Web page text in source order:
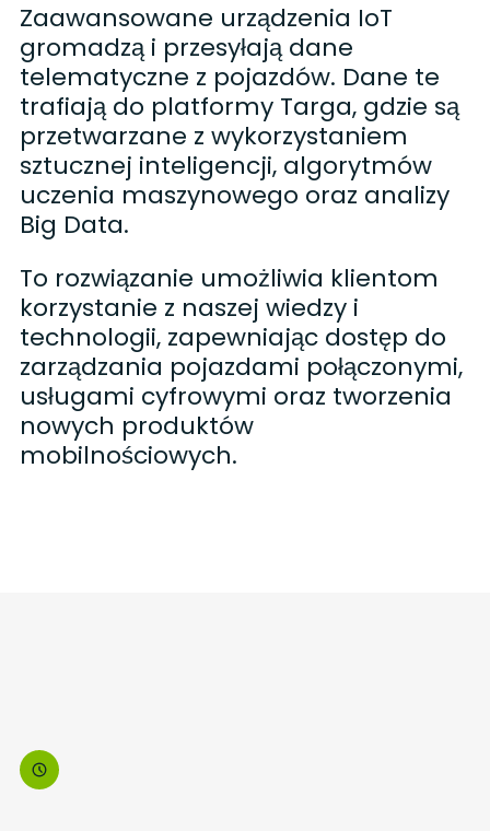
Zaawansowane urządzenia IoT
gromadzą i przesyłają dane
telematyczne z pojazdów. Dane te
trafiają do platformy Targa, gdzie są
przetwarzane z wykorzystaniem
sztucznej inteligencji, algorytmów
uczenia maszynowego oraz analizy
Big Data.
To rozwiązanie umożliwia klientom
korzystanie z naszej wiedzy i
technologii, zapewniając dostęp do
zarządzania pojazdami połączonymi,
usługami cyfrowymi oraz tworzenia
nowych produktów
mobilnościowych.